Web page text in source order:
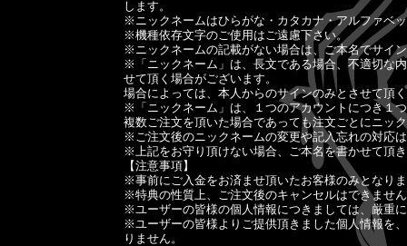
します。
※ニックネームはひらがな・カタカナ・アルファベ
※機種依存文字のご使用はご遠慮下さい。
※ニックネームの記載がない場合は、ご本名でサイ
※「ニックネーム」は、長文である場合、不適切な
せて頂く場合がございます。
場合によっては、本人からのサインのみとさせて頂
※「ニックネーム」は、１つのアカウントにつき１
複数ご注文を頂いた場合であっても注文ごとにニッ
※ご注文後のニックネームの変更や記入忘れの対応
※上記をお守り頂けない場合、ご本名を書かせて頂
【注意事項】
※事前にご入金をお済ませ頂いたお客様のみとなり
※特典の性質上、ご注文後のキャンセルはできませ
※ユーザーの皆様の個人情報につきましては、厳重
※ユーザーの皆様よりご提供頂きました個人情報を
りません。